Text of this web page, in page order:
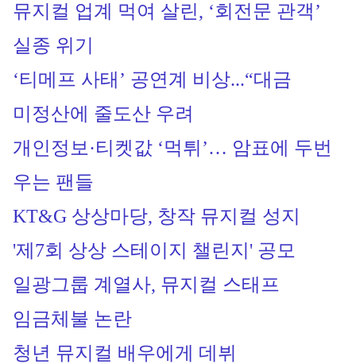
뮤지컬 업계 먹여 살린, ‘회전문 관객’
실종 위기
‘티메프 사태’ 공연계 비상...“대금
미정산에 줄도산 우려
개인정보·티켓값 ‘먹튀’… 암표에 두번
우는 팬들
KT&G 상상마당, 창작 뮤지컬 성지
'제7회 상상 스테이지 챌린지' 공모
일광그룹 계열사, 뮤지컬 스태프
임금체불 논란
청년 뮤지컬 배우에게 데뷔